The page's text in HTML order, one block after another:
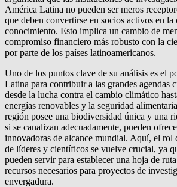
América Latina no pueden ser meros
que deben convertirse en socios activos en
conocimiento. Esto implica un cambio de
compromiso financiero más robusto con la
por parte de los países latinoamericanos.
Uno de los puntos clave de su análisis es el
Latina para contribuir a las grandes agendas
desde la lucha contra el cambio climático
energías renovables y la seguridad
región posee una biodiversidad única y una
si se canalizan adecuadamente, pueden
innovadoras de alcance mundial. Aquí, el rol
de líderes y científicos se vuelve crucial, ya
pueden servir para establecer una hoja de
recursos necesarios para proyectos de
envergadura.